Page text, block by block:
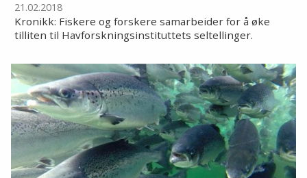
21.02.2018
Kronikk: Fiskere og forskere samarbeider for å øke
tilliten til Havforskningsinstituttets seltellinger.